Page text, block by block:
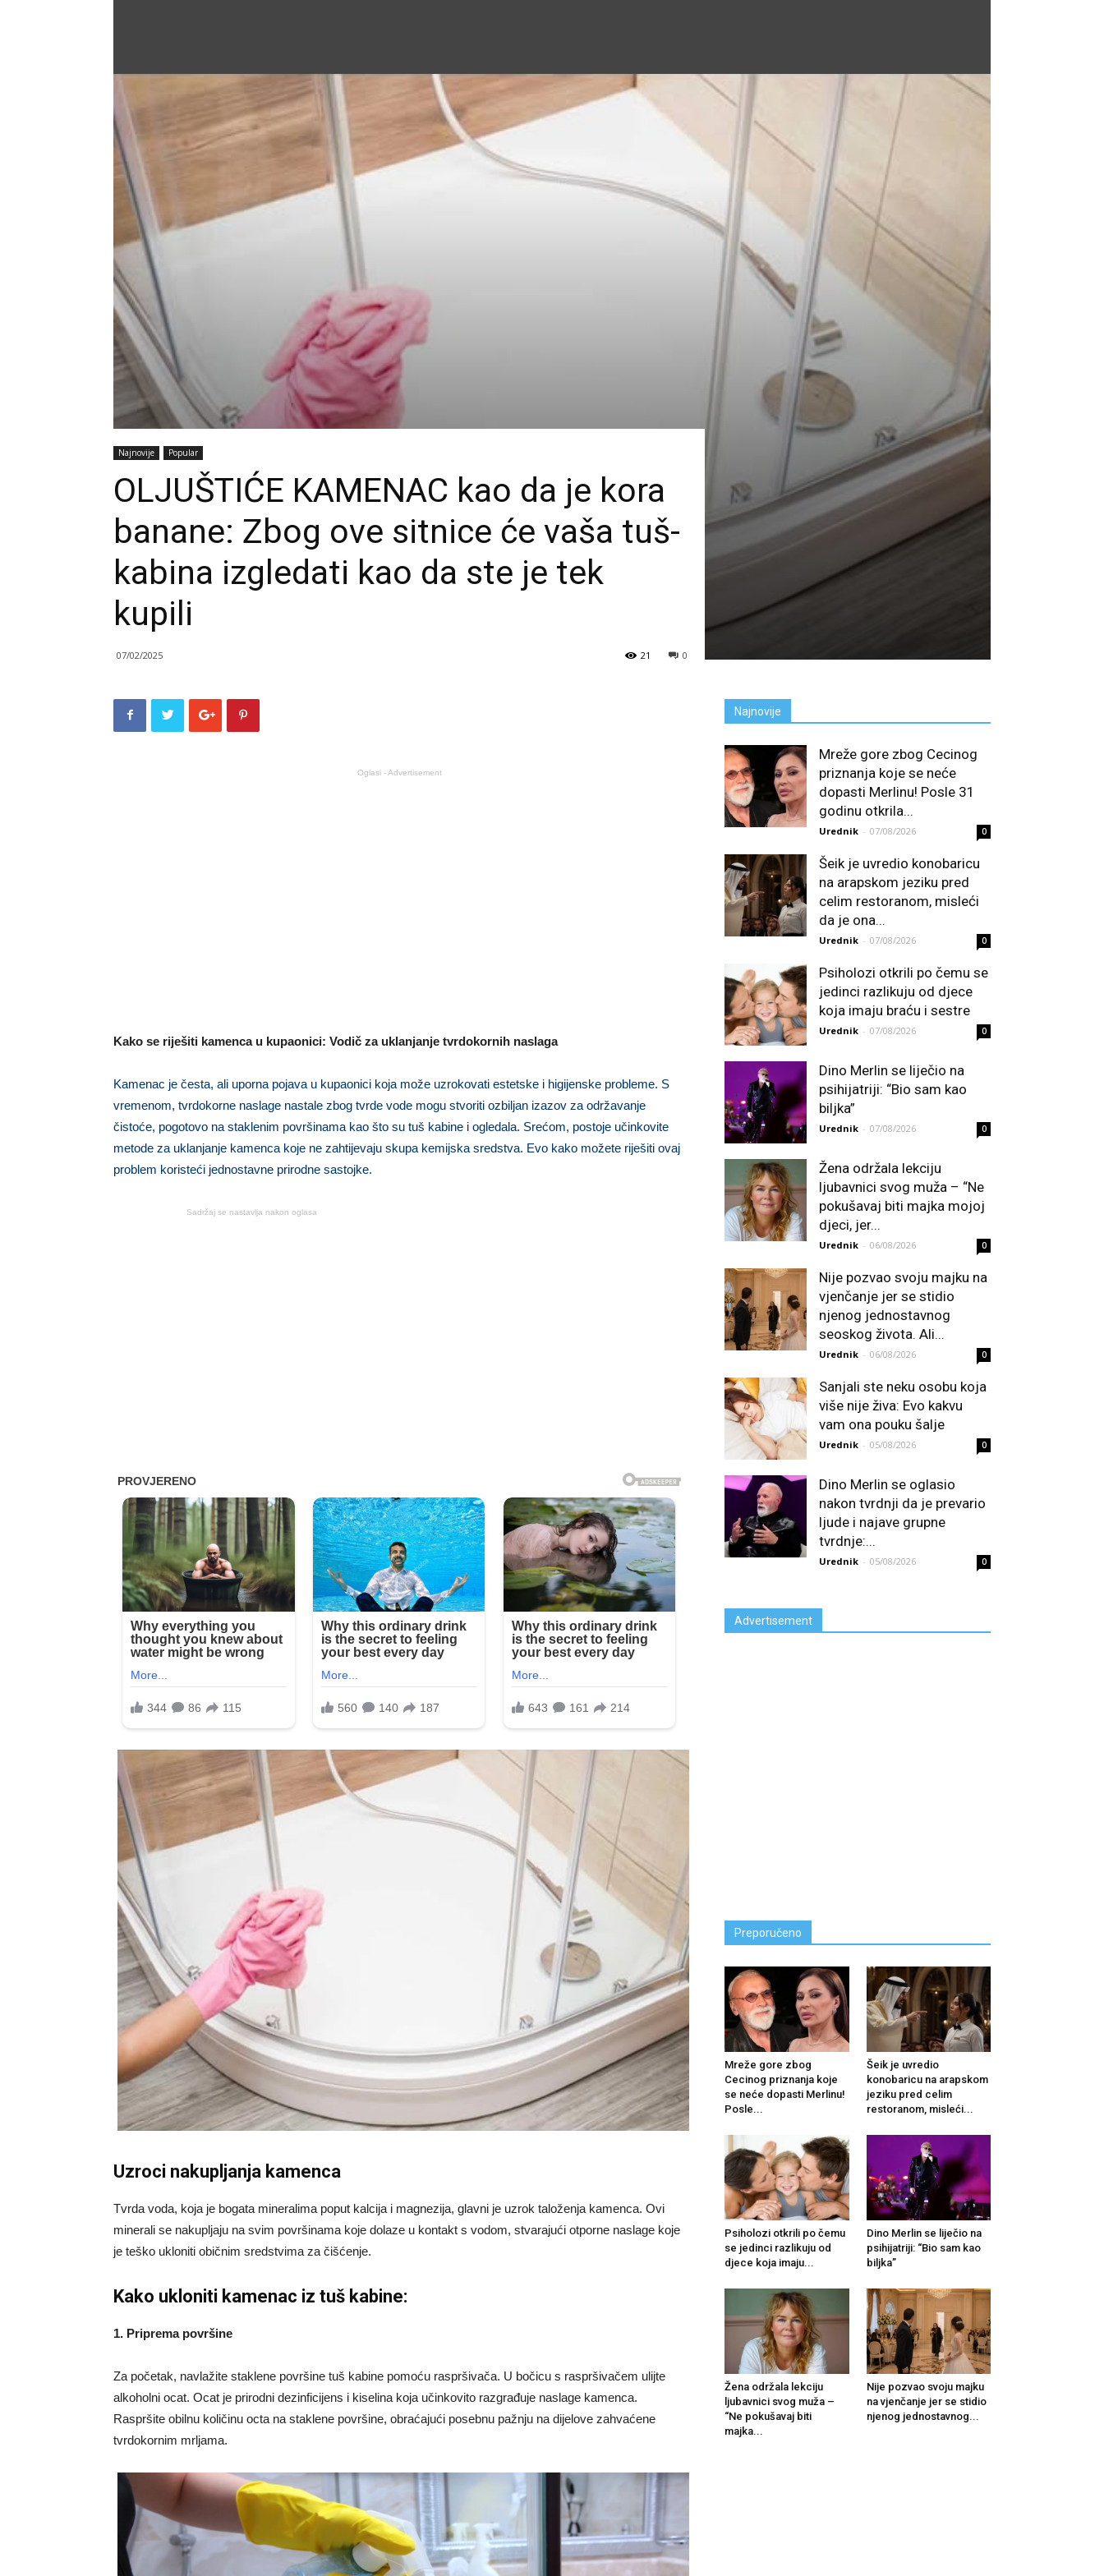
Najnovije Popular
OLJUŠTIĆE KAMENAC kao da je kora
banane: Zbog ove sitnice će vaša tuš-
kabina izgledati kao da ste je tek
kupili
07/02/2025 0
21
Oglasi - Advertisement
Kako se riješiti kamenca u kupaonici: Vodič za uklanjanje tvrdokornih naslaga
Kamenac je česta, ali uporna pojava u kupaonici koja može uzrokovati estetske i higijenske probleme. S
vremenom, tvrdokorne naslage nastale zbog tvrde vode mogu stvoriti ozbiljan izazov za održavanje
čistoće, pogotovo na staklenim površinama kao što su tuš kabine i ogledala. Srećom, postoje učinkovite
metode za uklanjanje kamenca koje ne zahtijevaju skupa kemijska sredstva. Evo kako možete riješiti ovaj
problem koristeći jednostavne prirodne sastojke.
Sadržaj se nastavlja nakon oglasa
Uzroci nakupljanja kamenca
Tvrda voda, koja je bogata mineralima poput kalcija i magnezija, glavni je uzrok taloženja kamenca. Ovi
minerali se nakupljaju na svim površinama koje dolaze u kontakt s vodom, stvarajući otporne naslage koje
je teško ukloniti običnim sredstvima za čišćenje.
Kako ukloniti kamenac iz tuš kabine:
1. Priprema površine
Za početak, navlažite staklene površine tuš kabine pomoću raspršivača. U bočicu s raspršivačem ulijte
alkoholni ocat. Ocat je prirodni dezinficijens i kiselina koja učinkovito razgrađuje naslage kamenca.
Raspršite obilnu količinu octa na staklene površine, obraćajući posebnu pažnju na dijelove zahvaćene
tvrdokornim mrljama.
Najnovije
Mreže gore zbog Cecinog
priznanja koje se neće
dopasti Merlinu! Posle 31
godinu otkrila...
Urednik - 07/08/2026 0
Šeik je uvredio konobaricu
na arapskom jeziku pred
celim restoranom, misleći
da je ona...
Urednik - 07/08/2026 0
Psiholozi otkrili po čemu se
jedinci razlikuju od djece
koja imaju braću i sestre
Urednik - 07/08/2026 0
Dino Merlin se liječio na
psihijatriji: “Bio sam kao
biljka”
Urednik - 07/08/2026 0
Žena održala lekciju
ljubavnici svog muža – “Ne
pokušavaj biti majka mojoj
djeci, jer...
Urednik - 06/08/2026 0
Nije pozvao svoju majku na
vjenčanje jer se stidio
njenog jednostavnog
seoskog života. Ali...
Urednik - 06/08/2026 0
Sanjali ste neku osobu koja
više nije živa: Evo kakvu
vam ona pouku šalje
Urednik - 05/08/2026 0
Dino Merlin se oglasio
nakon tvrdnji da je prevario
ljude i najave grupne
tvrdnje:...
Urednik - 05/08/2026 0
Advertisement
Preporučeno
Mreže gore zbog
Cecinog priznanja koje
se neće dopasti Merlinu!
Posle...
Šeik je uvredio
konobaricu na arapskom
jeziku pred celim
restoranom, misleći...
Psiholozi otkrili po čemu
se jedinci razlikuju od
djece koja imaju...
Dino Merlin se liječio na
psihijatriji: “Bio sam kao
biljka”
Žena održala lekciju
ljubavnici svog muža –
“Ne pokušavaj biti
majka...
Nije pozvao svoju majku
na vjenčanje jer se stidio
njenog jednostavnog...